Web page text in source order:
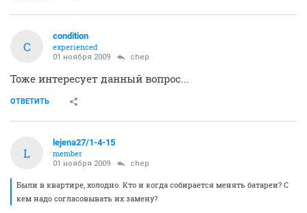
C
condition
experienced
01 ноября 2009 chep
Тоже интересует данный вопрос...
ОТВЕТИТЬ
L
lejena27/1-4-15
member
01 ноября 2009 chep
Были в квартире, холодно. Кто и когда собирается менять батареи? С
кем надо согласовывать их замену?